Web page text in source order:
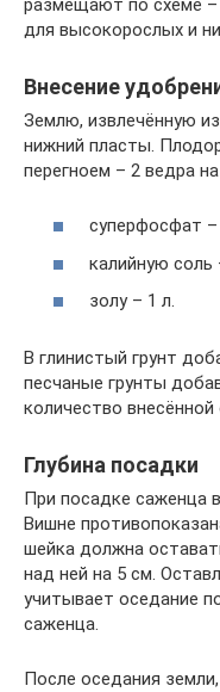
размещают по схеме –
для высокорослых и
Внесение
Землю, извлечённую
нижний пласты.
перегноем – 2 ведра
суперфосфат –
калийную соль
золу – 1 л.
В глинистый грунт
песчаные грунты
количество внесённой
Глубина посадки
При посадке саженца
Вишне
шейка должна
над ней на 5 см.
учитывает оседание
саженца.
После оседания